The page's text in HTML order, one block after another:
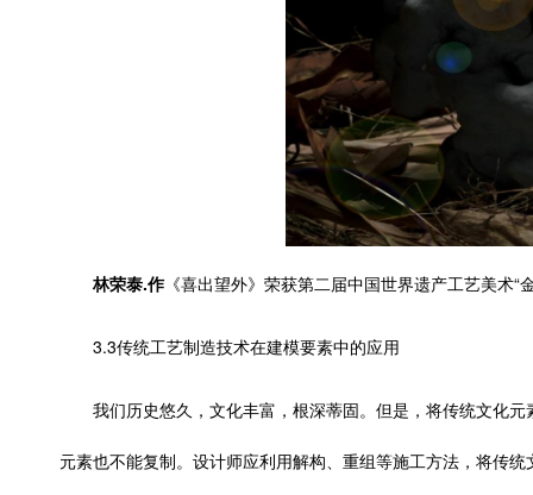
林荣泰.作《喜出望外》荣获第二届中国世界遗产工艺美术“
3.3传统工艺制造技术在建模要素中的应用
我们历史悠久，文化丰富，根深蒂固。但是，将传统文化
元素也不能复制。设计师应利用解构、重组等施工方法，将传